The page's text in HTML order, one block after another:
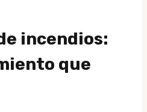
incendios:
que